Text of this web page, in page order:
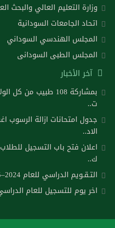
وزارة التعليم العالي والبحث
اتحاد الجامعات السودانية
المجلس الهندسي السوداني
المجلس الطبى السودانى
آخر الأخبار
بمشاركة 108 طبيب
ت..
الاد..
اعلان فتح باب التسجيل
ك..
التـقـويم الدراسي للعام 2024–2025 م..
اخر يوم للتسجيل للعام الدراسي 2024-